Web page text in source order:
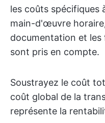
les coûts spécifiques
main-d'œuvre
documentation et
sont pris en compte.
Soustrayez le coût
coût global de la
représente la